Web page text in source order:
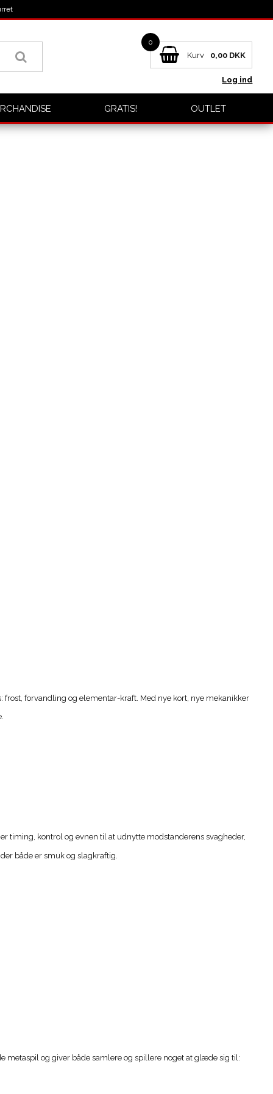
0
Kurv 0,00 DKK
Log ind
GRATIS! OUTLET
forvandling og elementar-kraft. Med nye kort, nye mekanikker
timing, kontrol og evnen til at udnytte modstanderens svagheder,
både er smuk og slagkraftig.
metaspil og giver både samlere og spillere noget at glæde sig til: